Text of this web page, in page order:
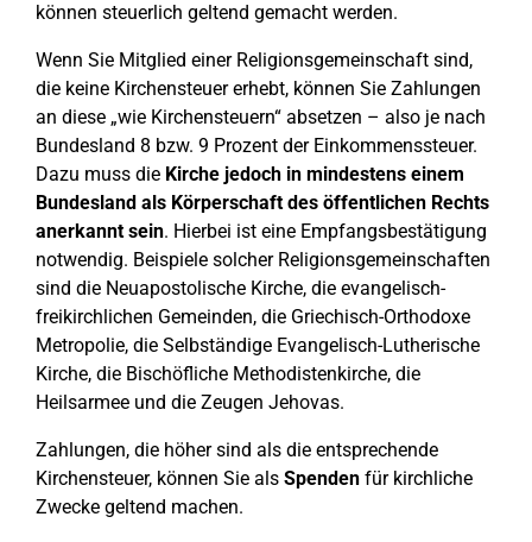
können steuerlich geltend gemacht werden.
Wenn Sie Mitglied einer Religionsgemeinschaft sind,
die keine Kirchensteuer erhebt, können Sie Zahlungen
an diese „wie Kirchensteuern“ absetzen – also je nach
Bundesland 8 bzw. 9 Prozent der Einkommenssteuer.
Dazu muss die Kirche jedoch in mindestens einem
Bundesland als Körperschaft des öffentlichen Rechts
anerkannt sein. Hierbei ist eine Empfangsbestätigung
notwendig. Beispiele solcher Religionsgemeinschaften
sind die Neuapostolische Kirche, die evangelisch-
freikirchlichen Gemeinden, die Griechisch-Orthodoxe
Metropolie, die Selbständige Evangelisch-Lutherische
Kirche, die Bischöfliche Methodistenkirche, die
Heilsarmee und die Zeugen Jehovas.
Zahlungen, die höher sind als die entsprechende
Kirchensteuer, können Sie als Spenden für kirchliche
Zwecke geltend machen.